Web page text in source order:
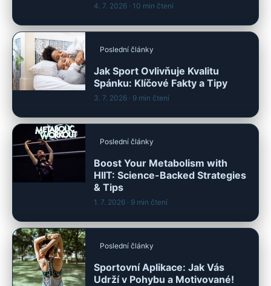
4. 7. 2026 · 10 min čtení
Poslední články
Jak Sport Ovlivňuje Kvalitu
Spánku: Klíčové Fakty a Tipy
3. 7. 2026 · 9 min čtení
Poslední články
Boost Your Metabolism with
HIIT: Science-Backed Strategies
& Tips
1. 7. 2026 · 9 min čtení
Poslední články
Sportovní Aplikace: Jak Vás
Udrží v Pohybu a Motivované!